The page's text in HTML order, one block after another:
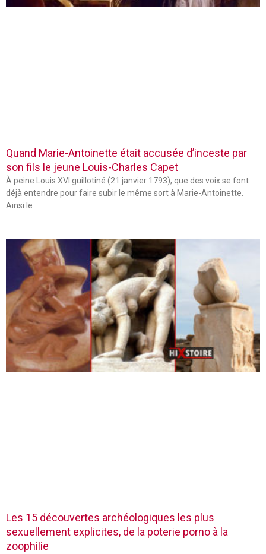
Quand Marie-Antoinette était accusée d’inceste par
son fils le jeune Louis-Charles Capet
À peine Louis XVI guillotiné (21 janvier 1793), que des voix se font
déjà entendre pour faire subir le même sort à Marie-Antoinette.
Ainsi le
Les 15 découvertes archéologiques les plus
sexuellement explicites, de la poterie porno à la
zoophilie